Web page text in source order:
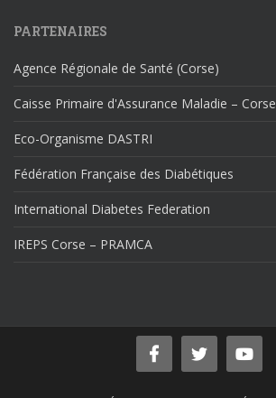
PARTENAIRES
Agence Régionale de Santé (Corse)
Caisse Primaire d'Assurance Maladie – Corse
Eco-Organisme DASTRI
Fédération Française des Diabétiques
International Diabetes Federation
IREPS Corse – PRAMCA